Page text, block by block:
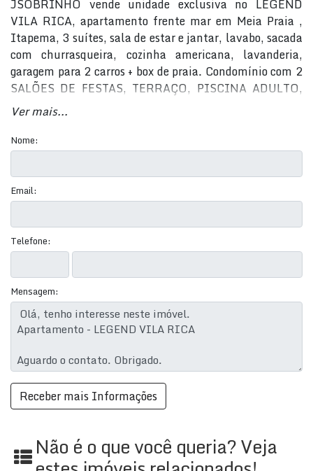
JSOBRINHO vende unidade exclusiva no LEGEND
VILA RICA, apartamento frente mar em Meia Praia ,
Itapema, 3 suítes, sala de estar e jantar, lavabo, sacada
com churrasqueira, cozinha americana, lavanderia,
garagem para 2 carros + box de praia. Condomínio com 2
SALÕES DE FESTAS, TERRAÇO, PISCINA ADULTO,
AQUECIDA, PISCINA INFANTIL, SAUNA,
MASSAGEM, ESPAÇO SPAS,ESPAÇO KIDS,
PLAYGROUND, FIRE PLACE, no 18º pavimento mais
lazer para a família com Academia, Sala de Jogos,
Espaço Gourmet, Wine Bar, Pub, Cozinha. Entrega
prevista para julho de 2026. Agende sua visita
personalizada HOJE MESMO!
Ver mais...
Nome:
Email:
Telefone:
Mensagem:
Não é o que você queria? Veja